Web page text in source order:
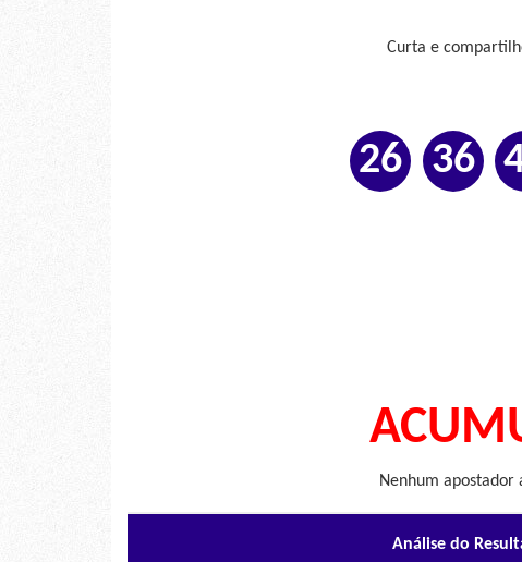
Curta e
26 36
Nenhum apostador
Análise do